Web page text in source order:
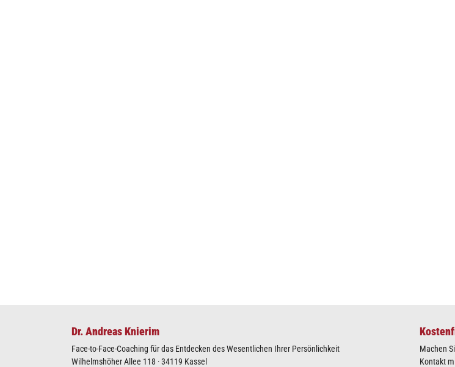
Dr. Andreas Knierim
Face-to-Face-Coaching für das Entdecken des Wesentlichen Ihrer Persönlichkeit
Wilhelmshöher Allee 118 · 34119 Kassel
Machen
Kontakt